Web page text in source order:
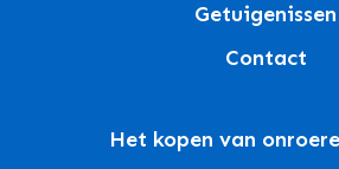
Getuigenissen
Contact
Het kopen van